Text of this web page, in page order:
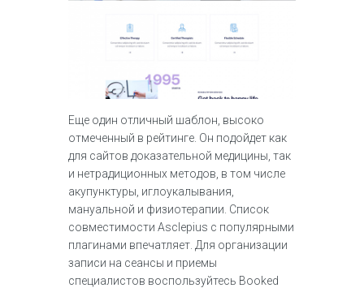
Еще один отличный шаблон, высоко
отмеченный в рейтинге. Он подойдет как
для сайтов доказательной медицины, так
и нетрадиционных методов, в том числе
акупунктуры, иглоукалывания,
мануальной и физиотерапии. Список
совместимости Asclepius с популярными
плагинами впечатляет. Для организации
записи на сеансы и приемы
специалистов воспользуйтесь Booked